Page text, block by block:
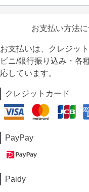
お支払い方法
お支払いは、クレジッ
ビニ/銀行振り込み・各
応しています。
クレジットカード
PayPay
Paidy